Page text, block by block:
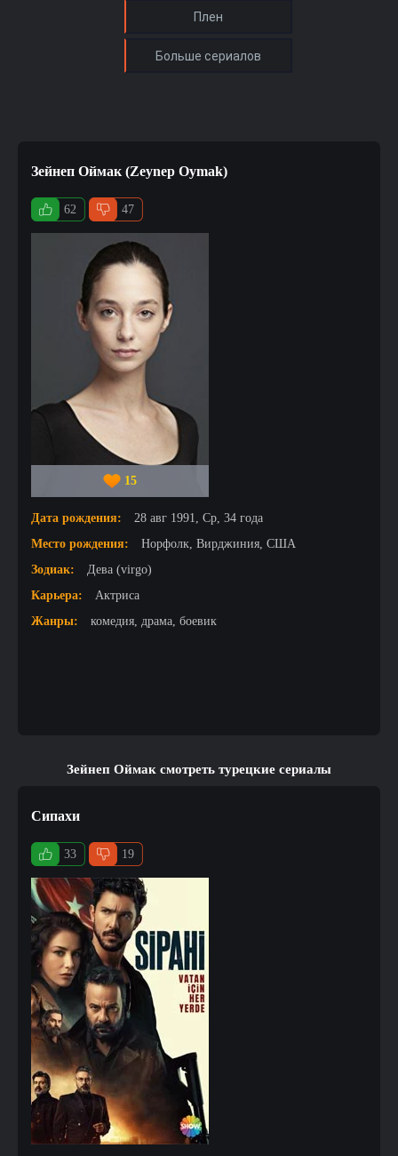
Зейнеп Оймак (Zeynep Oymak)
62 47
15
Дата рождения:
28 авг 1991, Ср, 34 года
Место рождения:
Норфолк, Вирджиния, США
Зодиак:
Дева (virgo)
Карьера:
Актриса
Жанры:
комедия, драма, боевик
Зейнеп Оймак смотреть турецкие сериалы
Сипахи
33 19